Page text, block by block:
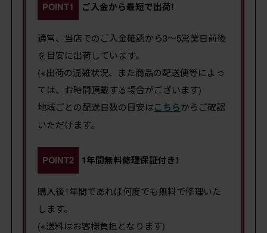
POINT1 ご入金から最短で出荷!
通常、当店でのご入金確認から3～5営業日前後
を目安に出荷しています。
(※出荷の混雑状況、また商品の配送便等によっ
ては、お時間頂戴する場合がございます)
地域ごとの配送日数の目安はこちらからご確認
いただけます。
POINT2 1年間無料修理保証付き!
購入後1年間であれば何度でも無料で修理いた
します。
(※送料はお客様負担となります)